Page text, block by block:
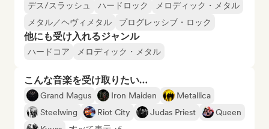
デス/スラッシュ ハードロック
メロディック・メタル
メタル／ヘヴィメタル
プログレッシブ・ロック
他にも受け入れるジャンル
ハードコア メロディック・メタル
こんな音楽を受け取りたい…
Grand Magus Iron Maiden
Metallica
Steelwing
Riot City Judas Priest
Queen